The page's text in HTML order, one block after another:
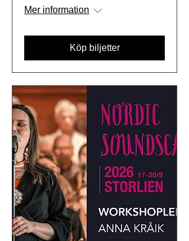
Mer information
Köp biljetter